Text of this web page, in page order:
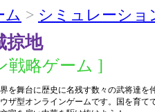
ム > シミュレーショ
掠地
戦略ゲーム ]
を舞台に歴史に名残す数々の武将達を
ザ型オンラインゲームです。国を育て